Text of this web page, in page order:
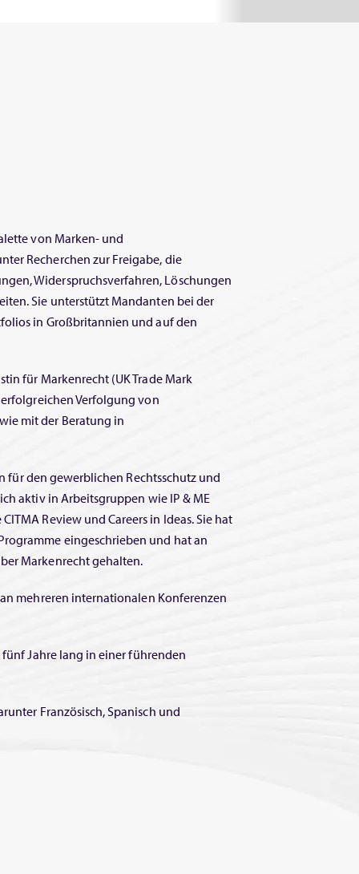
von Marken- und
Recherchen zur Freigabe, die
Widerspruchsverfahren, Löschungen
Sie unterstützt Mandanten bei der
in Großbritannien und auf den
für Markenrecht (UK Trade Mark
Verfolgung von
mit der Beratung in
für den gewerblichen Rechtsschutz und
aktiv in Arbeitsgruppen wie IP & ME
Review und Careers in Ideas. Sie hat
eingeschrieben und hat an
Markenrecht gehalten.
mehreren internationalen Konferenzen
fünf Jahre lang in einer führenden
Französisch, Spanisch und